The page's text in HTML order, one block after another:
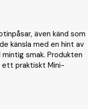
även känd som
känsla med en hint av
smak. Produkten
ett praktiskt Mini-